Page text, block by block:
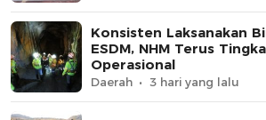
Konsisten Laksanakan
ESDM, NHM Terus
Operasional
Daerah 3 hari yang lalu